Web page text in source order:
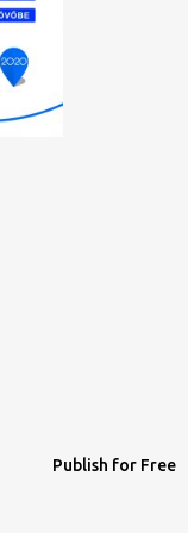
Publish for Free